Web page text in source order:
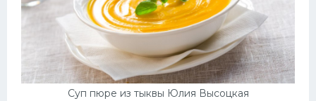
Суп пюре из тыквы Юлия Высоцкая